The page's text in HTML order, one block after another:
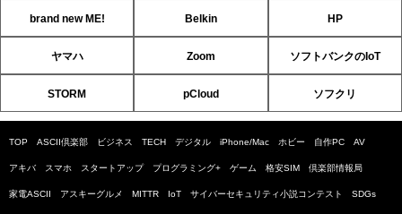
brand new ME! Belkin HP
ヤマハ Zoom ソフトバンクのIoT
STORM pCloud ソフクリ
TOP ASCII倶楽部 ビジネス TECH デジタル iPhone/Mac ホビー 自作PC AV
アキバ スマホ スタートアップ プログラミング+ ゲーム 格安SIM 倶楽部情報局
家電ASCII アスキーグルメ MITTR IoT サイバーセキュリティ小説コンテスト SDGs